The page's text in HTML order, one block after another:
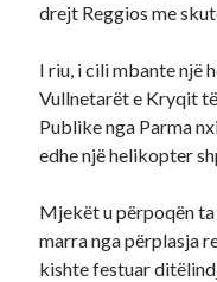
drejt Reggios me
I riu, i cili mbante një
Vullnetarët e Kryqit
Publike nga Parma
edhe një helikopter
Mjekët u përpoqën
marra nga përplasja
kishte festuar